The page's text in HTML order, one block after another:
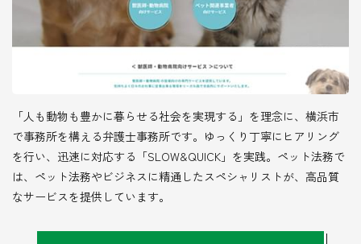
「人も動物も豊かに暮らせる社会を実現する」を理念に、横浜市
で事務所を構える弁護士事務所です。ゆっくり丁寧にヒアリング
を行い、迅速に対応する「SLOW&QUICK」を実践。ペット法務で
は、ペット法務やビジネスに精通したスペシャリストが、高品質
なサービスを提供しています。